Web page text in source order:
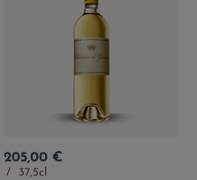
Prix
205,00 €
37,5cl